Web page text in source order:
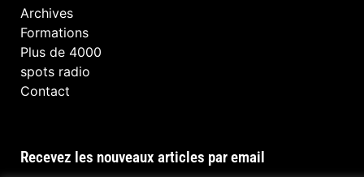
Archives
Formations
Plus de 4000
spots radio
Contact
Recevez les nouveaux articles par email